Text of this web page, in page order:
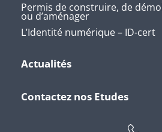
Permis de construire, de
ou d’aménager
L’Identité numérique – ID-cert
Actualités
Contactez nos Etudes